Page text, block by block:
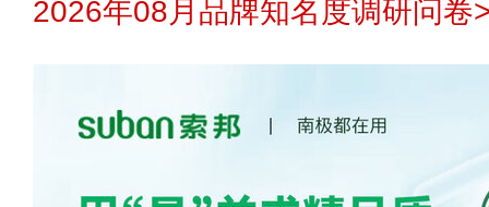
2026年08月品牌知名度调研问卷